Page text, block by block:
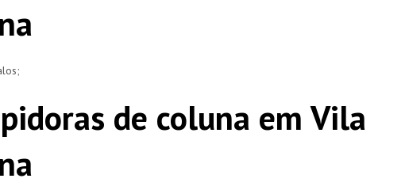
de coluna em Vila